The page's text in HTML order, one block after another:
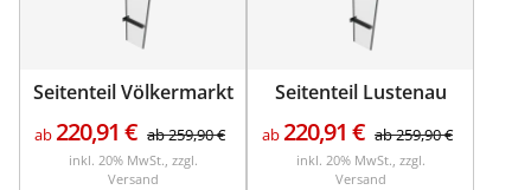
Seitenteil Völkermarkt
ab220,91 € ab259,90€
inkl. 20% MwSt., zzgl.
Versand
Seitenteil Lustenau
ab220,91 € ab259,90€
inkl. 20% MwSt., zzgl.
Versand